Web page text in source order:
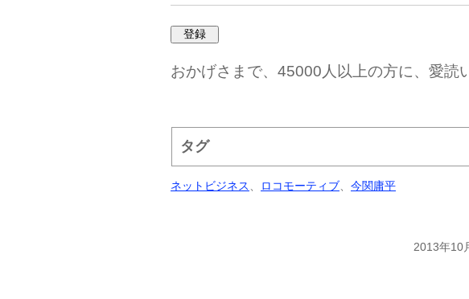
おかげさまで、45000人以上の方に、愛読
タグ
ネットビジネス ロコモーティブ 今関庸平
2013年10